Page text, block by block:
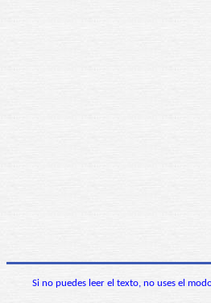
Si no puedes leer el texto, no uses el